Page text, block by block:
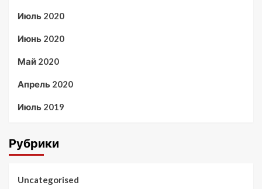
Июль 2020
Июнь 2020
Май 2020
Апрель 2020
Июль 2019
Рубрики
Uncategorised